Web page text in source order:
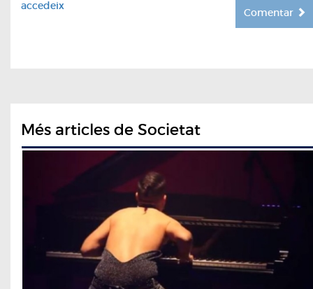
accedeix
Comentar
Més articles de Societat